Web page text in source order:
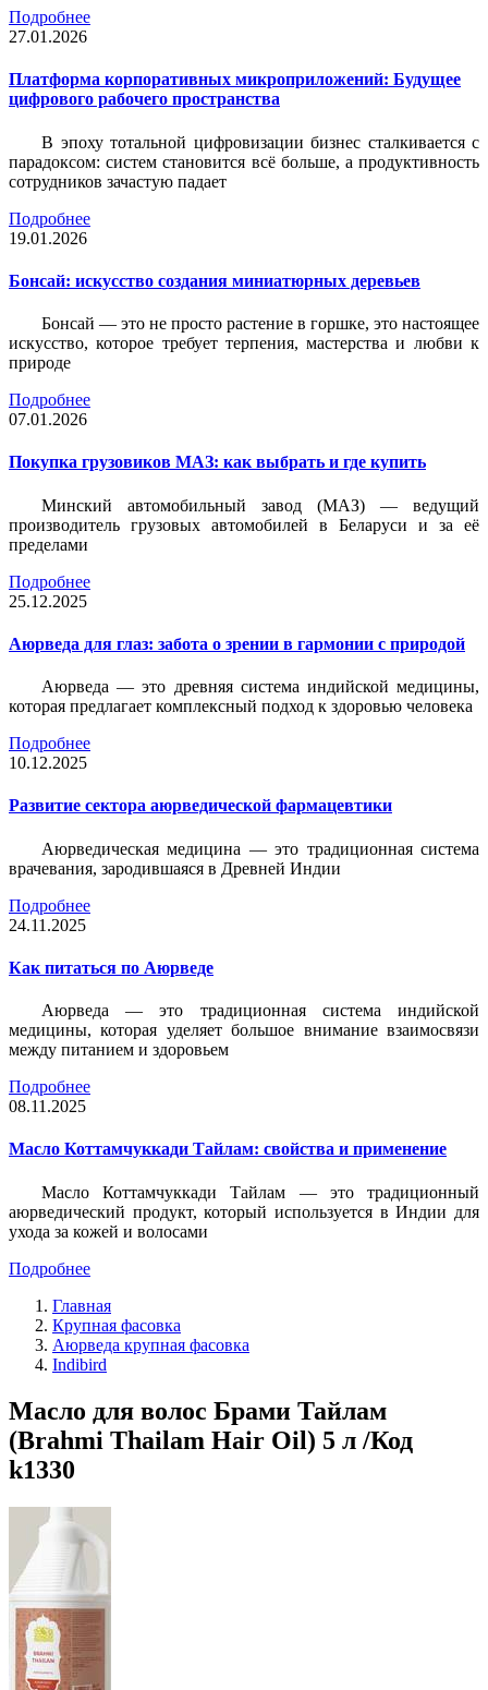
Подробнее
27.01.2026
Платформа корпоративных микроприложений: Будущее
цифрового рабочего пространства
В эпоху тотальной цифровизации бизнес сталкивается с
парадоксом: систем становится всё больше, а продуктивность
сотрудников зачастую падает
Подробнее
19.01.2026
Бонсай: искусство создания миниатюрных деревьев
Бонсай — это не просто растение в горшке, это настоящее
искусство, которое требует терпения, мастерства и любви к
природе
Подробнее
07.01.2026
Покупка грузовиков МАЗ: как выбрать и где купить
Минский автомобильный завод (МАЗ) — ведущий
производитель грузовых автомобилей в Беларуси и за её
пределами
Подробнее
25.12.2025
Аюрведа для глаз: забота о зрении в гармонии с природой
Аюрведа — это древняя система индийской медицины,
которая предлагает комплексный подход к здоровью человека
Подробнее
10.12.2025
Развитие сектора аюрведической фармацевтики
Аюрведическая медицина — это традиционная система
врачевания, зародившаяся в Древней Индии
Подробнее
24.11.2025
Как питаться по Аюрведе
Аюрведа — это традиционная система индийской
медицины, которая уделяет большое внимание взаимосвязи
между питанием и здоровьем
Подробнее
08.11.2025
Масло Коттамчуккади Тайлам: свойства и применение
Масло Коттамчуккади Тайлам — это традиционный
аюрведический продукт, который используется в Индии для
ухода за кожей и волосами
Подробнее
Главная
Крупная фасовка
Аюрведа крупная фасовка
Indibird
Масло для волос Брами Тайлам
(Brahmi Thailam Hair Oil) 5 л /Код
k1330